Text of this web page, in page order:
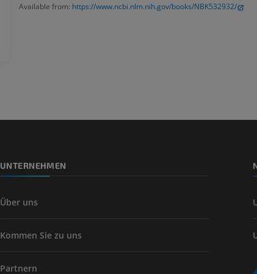
Available from: https://www.ncbi.nlm.nih.gov/books/NBK532932/
PREMIUM
CT
Arteriografie der
UNTERNEHMEN
Über uns
Kommen Sie zu uns
Partnern